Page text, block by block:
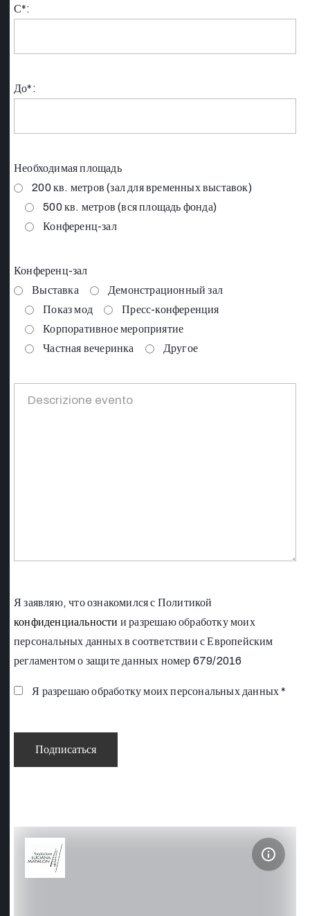
С*:
До*:
Необходимая площадь
200 кв. метров (зал для временных выставок)
500 кв. метров (вся площадь фонда)
Конференц-зал
Конференц-зал
Выставка
Демонстрационный зал
Показ мод
Пресс-конференция
Корпоративное мероприятие
Частная вечеринка
Другое
Я заявляю, что ознакомился с Политикой
конфиденциальности и разрешаю обработку моих
персональных данных в соответствии с Европейским
регламентом о защите данных номер 679/2016
Я разрешаю обработку моих персональных данных *